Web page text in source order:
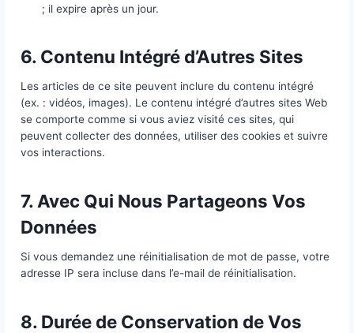
cookies durent un an.
page de connexion pour vérifier si votre
personnelle et est supprimé lors de la
navigateur.
Les cookies de connexion durent deux jours,
les cookies des options d’écran durent un an.
sera maintenue pendant deux semaines. Se
supprimera les cookies de connexion.
Si vous modifiez ou publiez un article, un
enregistré dans votre navigateur indiquant l’ID
; il expire après un jour.